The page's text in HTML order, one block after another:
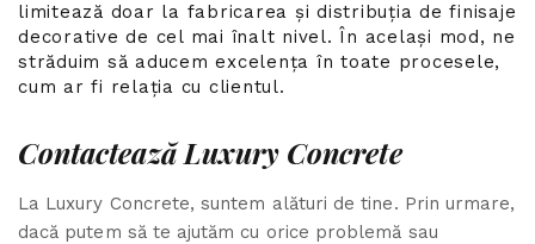
limitează doar la fabricarea și distribuția de finisaje
decorative de cel mai înalt nivel. În același mod, ne
străduim să aducem excelența în toate procesele,
cum ar fi relația cu clientul.
Contactează Luxury Concrete
La Luxury Concrete, suntem alături de tine. Prin urmare,
dacă putem să te ajutăm cu orice problemă sau